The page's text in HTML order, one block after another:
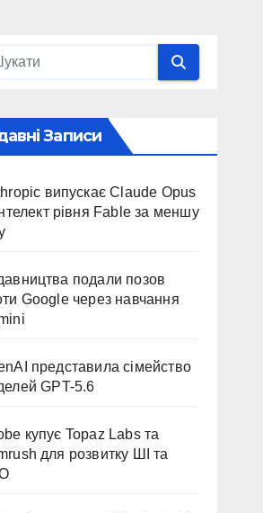
Записи
випускає Claude Opus
рівня Fable за меншу
подали позов
Google через навчання
представила сімейство
GPT-5.6
купує Topaz Labs та
для розвитку ШІ та